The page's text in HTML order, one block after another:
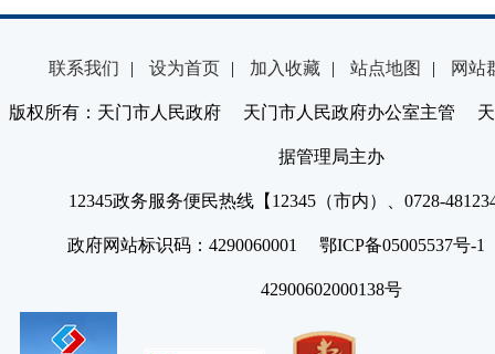
联系我们 | 设为首页 | 加入收藏 | 站点地图 | 网站
版权所有：天门市人民政府 天门市人民政府办公室主管 天
据管理局主办
12345政务服务便民热线【12345（市内）、0728-
政府网站标识码：4290060001 鄂ICP备05005537号
42900602000138号